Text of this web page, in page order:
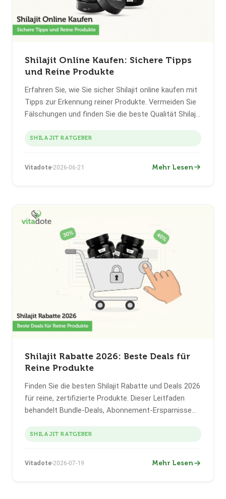
Shilajit Online Kaufen: Sichere Tipps
und Reine Produkte
Erfahren Sie, wie Sie sicher Shilajit online kaufen mit
Tipps zur Erkennung reiner Produkte. Vermeiden Sie
Fälschungen und finden Sie die beste Qualität Shilajit
SHILAJIT RATGEBER
Vitadote 2026-06-21 Mehr Lesen
Shilajit Rabatte 2026: Beste Deals für
Reine Produkte
Finden Sie die besten Shilajit Rabatte und Deals 2026
für reine, zertifizierte Produkte. Dieser Leitfaden
behandelt Bundle-Deals, Abonnement-Ersparnisse
SHILAJIT RATGEBER
Vitadote 2026-07-19 Mehr Lesen